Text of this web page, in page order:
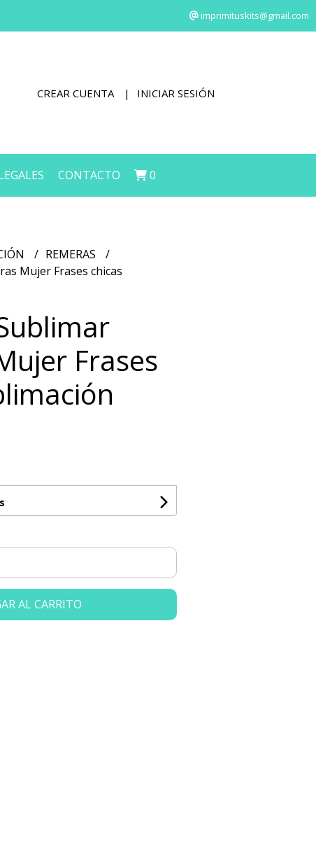
imprimituskits@gmail.com
CREAR CUENTA INICIAR SESIÓN
CONTACTO 0
REMERAS
Mujer Frases chicas
Frases
AL CARRITO